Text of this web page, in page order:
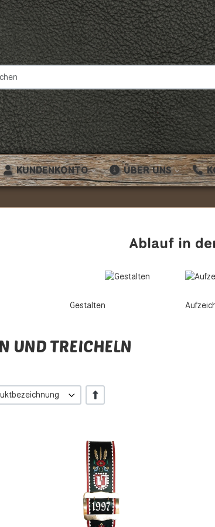
KUNDENKONTO ÜBER UNS
Ablauf in
Gestalten
UND TREICHELN
+/-
Zur Wunschliste hinzufügen
Zur Vergleichsliste hinzufügen
Zur
Zur